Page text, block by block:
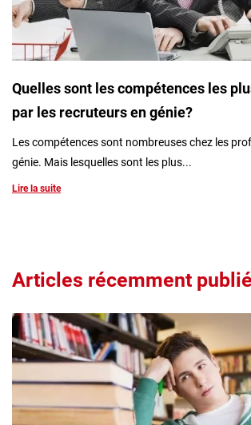
Quelles sont les compétences les
par les recruteurs en génie?
Les compétences sont nombreuses chez les
génie. Mais lesquelles sont les plus...
Lire la suite
Articles récemment